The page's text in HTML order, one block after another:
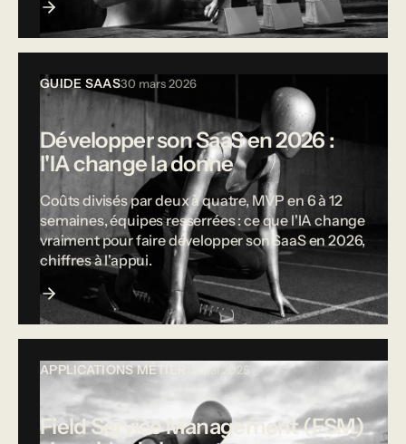
GUIDE SAAS30 mars 2026
Développer son SaaS en 2026 :
l'IA change la donne
Coûts divisés par deux à quatre, MVP en 6 à 12
semaines, équipes resserrées : ce que l'IA change
vraiment pour faire développer son SaaS en 2026,
chiffres à l'appui.
APPLICATIONS MÉTIER 12 mai 2025
Field Service Management (FSM)